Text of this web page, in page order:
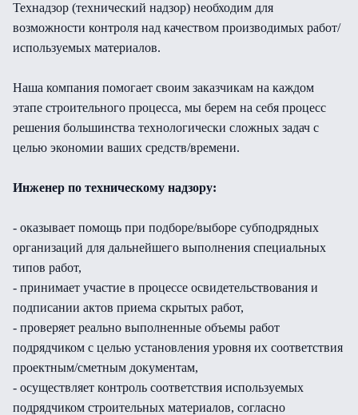
Технадзор (технический надзор) необходим для
возможности контроля над качеством производимых работ/
используемых материалов.
Наша компания помогает своим заказчикам на каждом
этапе строительного процесса, мы берем на себя процесс
решения большинства технологически сложных задач с
целью экономии ваших средств/времени.
Инженер по техническому надзору:
- оказывает помощь при подборе/выборе субподрядных
организаций для дальнейшего выполнения специальных
типов работ,
- принимает участие в процессе освидетельствования и
подписании актов приема скрытых работ,
- проверяет реально выполненные объемы работ
подрядчиком с целью установления уровня их соответствия
проектным/сметным документам,
- осуществляет контроль соответствия используемых
подрядчиком строительных материалов, согласно